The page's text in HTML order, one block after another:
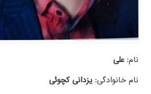
نام: علی
نام خانوادگی: یزدانی کچوئی